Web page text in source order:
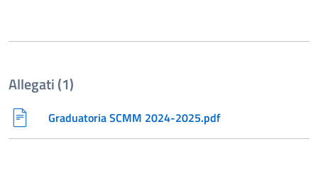
Allegati (1)
Graduatoria SCMM 2024-2025.pdf